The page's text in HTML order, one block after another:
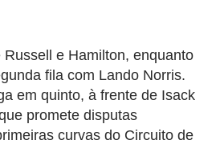
e Hamilton, enquanto
fila com Lando Norris.
em quinto, à frente de Isack
promete disputas
curvas do Circuito de